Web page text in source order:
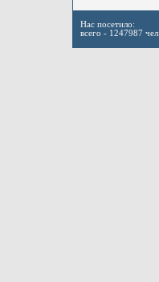
Нас посетило:
всего - 1247987 чел.